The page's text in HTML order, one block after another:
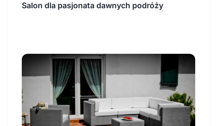
Salon dla pasjonata dawnych podróży